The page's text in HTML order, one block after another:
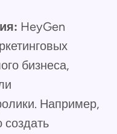
HeyGen
бизнеса,
Например,
создать